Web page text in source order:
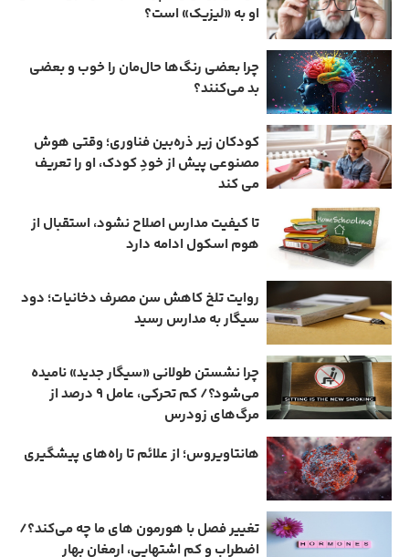
او به «لیزیک» است؟
چرا بعضی رنگ‌ها حال‌مان را خوب و بعضی
بد می‌کنند؟
کودکان زیر ذره‌بین فناوری؛ وقتی هوش
مصنوعی پیش از خودِ کودک، او را تعریف
می ‌کند
تا کیفیت مدارس اصلاح نشود، استقبال از
هوم ‌اسکول ادامه دارد
روایت تلخ کاهش سن مصرف دخانیات؛ دود
سیگار به مدارس رسید
چرا نشستن طولانی «سیگار جدید» نامیده
می‌شود؟/ کم‌ تحرکی، عامل ۹ درصد از
مرگ‌های زودرس
هانتاویروس؛ از علائم تا راه‌های پیشگیری
تغییر فصل با هورمون‌ های ما چه می‌کند؟/
اضطراب و کم‌ اشتهایی، ارمغان بهار